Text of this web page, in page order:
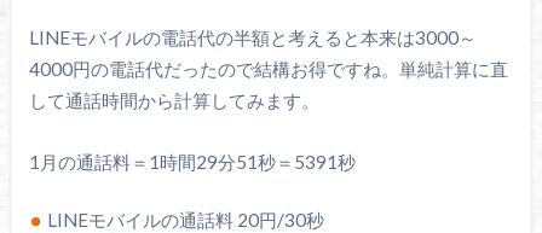
LINEモバイルの電話代の半額と考えると本来は3000～
4000円の電話代だったので結構お得ですね。単純計算に直
して通話時間から計算してみます。
1月の通話料＝1時間29分51秒＝5391秒
LINEモバイルの通話料 20円/30秒